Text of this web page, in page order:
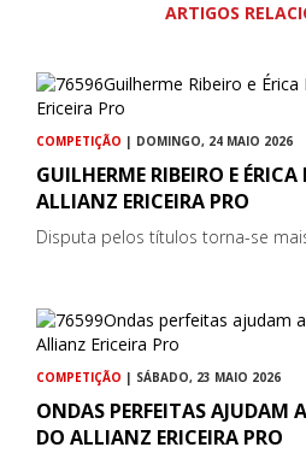
ARTIGOS
COMPETIÇÃO | DOMINGO, 24 MAIO 2026
GUILHERME RIBEIRO E
ALLIANZ ERICEIRA PRO
Disputa pelos títulos torna-se
COMPETIÇÃO | SÁBADO, 23 MAIO 2026
ONDAS PERFEITAS AJUDAM
DO ALLIANZ ERICEIRA PRO